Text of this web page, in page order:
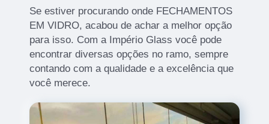
Se estiver procurando onde FECHAMENTOS
EM VIDRO, acabou de achar a melhor opção
para isso. Com a Império Glass você pode
encontrar diversas opções no ramo, sempre
contando com a qualidade e a excelência que
você merece.